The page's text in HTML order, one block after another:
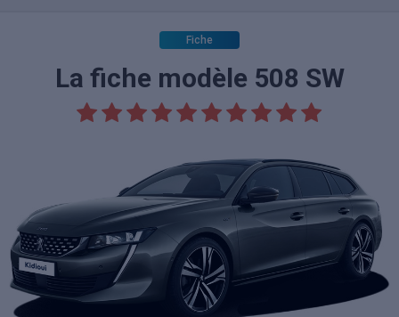
Fiche
La fiche modèle 508 SW